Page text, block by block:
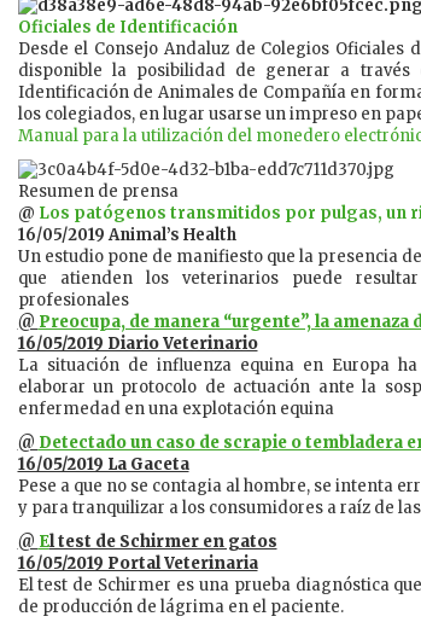
Oficiales de Identificación
Desde el Consejo Andaluz de Colegios Oficiales
disponible la posibilidad de generar a través
Identificación de Animales de Compañía en
los colegiados, en lugar usarse un impreso en
Manual para la utilización del monedero
Resumen de prensa
@ Los patógenos transmitidos por pulgas, un
16/05/2019 Animal’s Health
Un estudio pone de manifiesto que la presencia
que atienden los veterinarios puede
profesionales
@ Preocupa, de manera “urgente”, la amenaza
16/05/2019 Diario Veterinario
La situación de influenza equina en Europa
elaborar un protocolo de actuación ante la
enfermedad en una explotación equina
@ Detectado un caso de scrapie o tembladera
16/05/2019 La Gaceta
Pese a que no se contagia al hombre, se intenta
y para tranquilizar a los consumidores a raíz de las
@ El test de Schirmer en gatos
16/05/2019 Portal Veterinaria
El test de Schirmer es una prueba diagnóstica
de producción de lágrima en el paciente.